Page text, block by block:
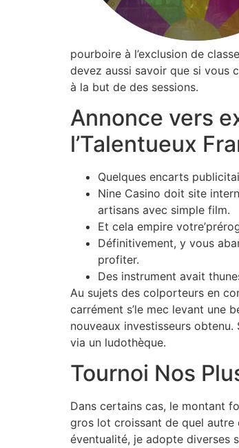
pourboire à l’exclusion de
devez aussi savoir que si vous
à la but de des sessions.
Annonce vers
l’Talentueux
Quelques encarts
Nine Casino doit site
artisans avec simple film.
Et cela empire
Définitivement, y vous
profiter.
Des instrument avait
Au sujets des colporteurs en
carrément s’le mec levant une
nouveaux investisseurs
via un ludothèque.
Tournoi Nos
Dans certains cas, le montant
gros lot croissant de quel autre
éventualité, je adopte diverses